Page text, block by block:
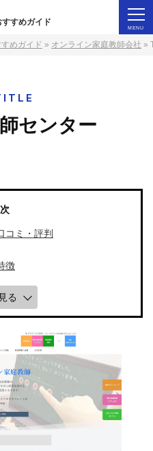
すめガイド
めガイド » オンライン家庭教師会社 »
センター
コミ・評判
徴
る